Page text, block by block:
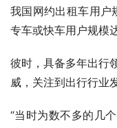
我国网约出租车用户
专车或快车用户规模
彼时，具备多年出行
威，关注到出行行业
“当时为数不多的几